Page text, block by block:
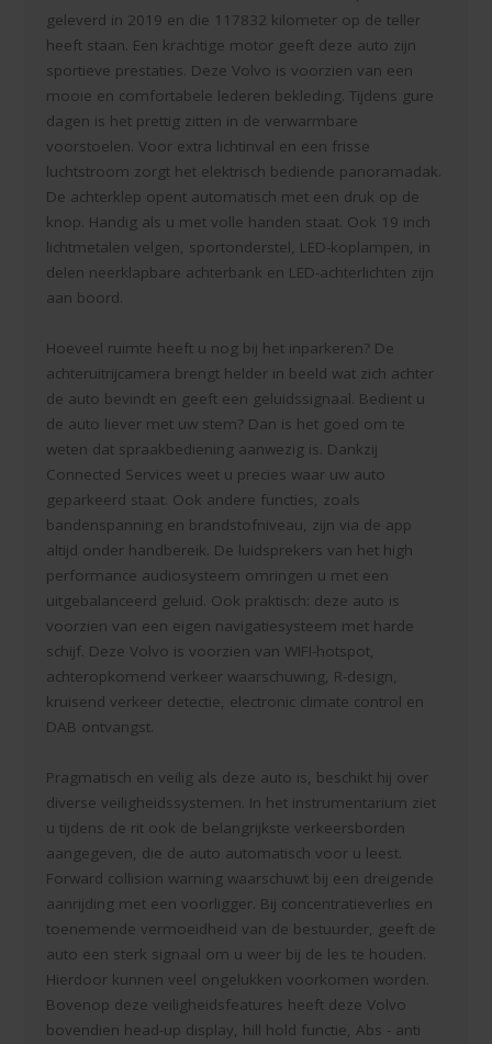
geleverd in 2019 en die 117832 kilometer op de teller
heeft staan. Een krachtige motor geeft deze auto zijn
sportieve prestaties. Deze Volvo is voorzien van een
mooie en comfortabele lederen bekleding. Tijdens gure
dagen is het prettig zitten in de verwarmbare
voorstoelen. Voor extra lichtinval en een frisse
luchtstroom zorgt het elektrisch bediende panoramadak.
De achterklep opent automatisch met een druk op de
knop. Handig als u met volle handen staat. Ook 19 inch
lichtmetalen velgen, sportonderstel, LED-koplampen, in
delen neerklapbare achterbank en LED-achterlichten zijn
aan boord.
Hoeveel ruimte heeft u nog bij het inparkeren? De
achteruitrijcamera brengt helder in beeld wat zich achter
de auto bevindt en geeft een geluidssignaal. Bedient u
de auto liever met uw stem? Dan is het goed om te
weten dat spraakbediening aanwezig is. Dankzij
Connected Services weet u precies waar uw auto
geparkeerd staat. Ook andere functies, zoals
bandenspanning en brandstofniveau, zijn via de app
altijd onder handbereik. De luidsprekers van het high
performance audiosysteem omringen u met een
uitgebalanceerd geluid. Ook praktisch: deze auto is
voorzien van een eigen navigatiesysteem met harde
schijf. Deze Volvo is voorzien van WIFI-hotspot,
achteropkomend verkeer waarschuwing, R-design,
kruisend verkeer detectie, electronic climate control en
DAB ontvangst.
Pragmatisch en veilig als deze auto is, beschikt hij over
diverse veiligheidssystemen. In het instrumentarium ziet
u tijdens de rit ook de belangrijkste verkeersborden
aangegeven, die de auto automatisch voor u leest.
Forward collision warning waarschuwt bij een dreigende
aanrijding met een voorligger. Bij concentratieverlies en
toenemende vermoeidheid van de bestuurder, geeft de
auto een sterk signaal om u weer bij de les te houden.
Hierdoor kunnen veel ongelukken voorkomen worden.
Bovenop deze veiligheidsfeatures heeft deze Volvo
bovendien head-up display, hill hold functie, Abs - anti